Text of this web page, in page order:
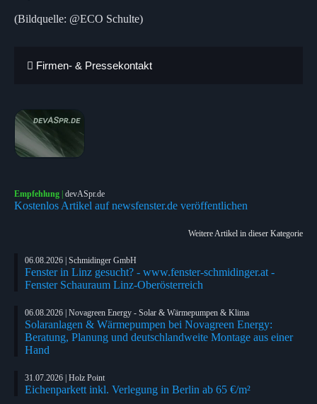
(Bildquelle: @ECO Schulte)
Firmen- & Pressekontakt
Empfehlung | devASpr.de
Kostenlos Artikel auf newsfenster.de veröffentlichen
Weitere Artikel in dieser Kategorie
06.08.2026 | Schmidinger GmbH
Fenster in Linz gesucht? - www.fenster-schmidinger.at -
Fenster Schauraum Linz-Oberösterreich
06.08.2026 | Novagreen Energy - Solar & Wärmepumpen & Klima
Solaranlagen & Wärmepumpen bei Novagreen Energy:
Beratung, Planung und deutschlandweite Montage aus einer
Hand
31.07.2026 | Holz Point
Eichenparkett inkl. Verlegung in Berlin ab 65 €/m²